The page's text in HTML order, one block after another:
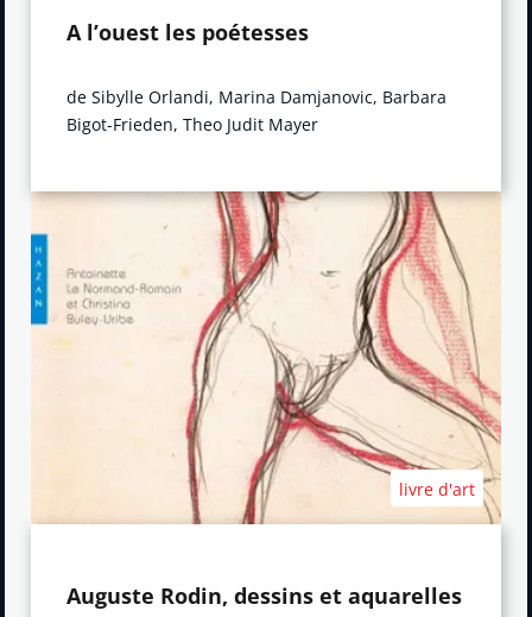
A l’ouest les poétesses
de Sibylle Orlandi, Marina Damjanovic, Barbara
Bigot-Frieden, Theo Judit Mayer
livre d'art
Auguste Rodin, dessins et aquarelles